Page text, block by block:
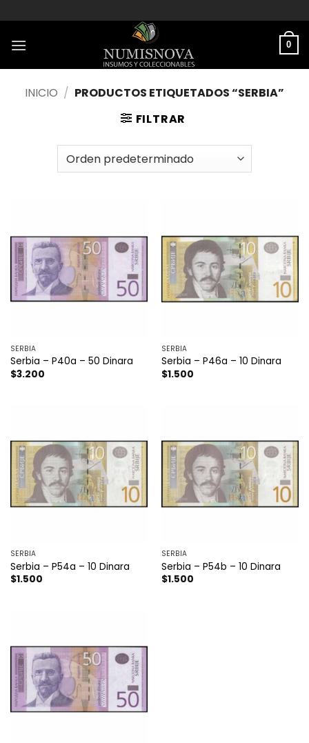
al
contenido
0
INICIO / PRODUCTOS ETIQUETADOS “SERBIA”
FILTRAR
SERBIA
Serbia – P40a – 50 Dinara
$3.200
SERBIA
Serbia – P46a – 10 Dinara
$1.500
SERBIA
Serbia – P54a – 10 Dinara
$1.500
SERBIA
Serbia – P54b – 10 Dinara
$1.500